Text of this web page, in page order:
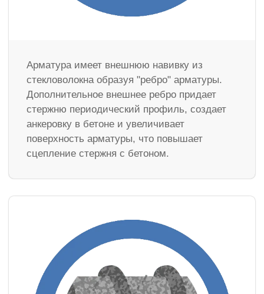
Арматура имеет внешнюю навивку из
стекловолокна образуя "ребро" арматуры.
Дополнительное внешнее ребро придает
стержню периодический профиль, создает
анкеровку в бетоне и увеличивает
поверхность арматуры, что повышает
сцепление стержня с бетоном.